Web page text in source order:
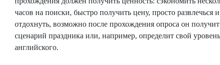
часов на поиски, быстро получить цену, просто развлечься и
отдохнуть, возможно после прохождения опроса он получит
сценарий праздника или, например, определит свой уровень
английского.